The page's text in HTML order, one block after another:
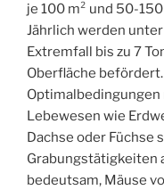
je 100 m² und 50-
Jährlich werden
Extremfall bis zu 7
Oberfläche
Optimalbedingungen
Lebewesen wie
Dachse oder Füchse
Grabungstätigkeiten
bedeutsam, Mäuse